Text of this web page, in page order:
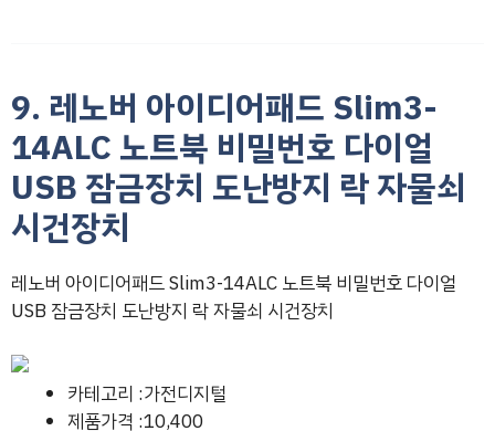
9. 레노버 아이디어패드 Slim3-
14ALC 노트북 비밀번호 다이얼
USB 잠금장치 도난방지 락 자물쇠
시건장치
레노버 아이디어패드 Slim3-14ALC 노트북 비밀번호 다이얼
USB 잠금장치 도난방지 락 자물쇠 시건장치
카테고리 :가전디지털
제품가격 :10,400